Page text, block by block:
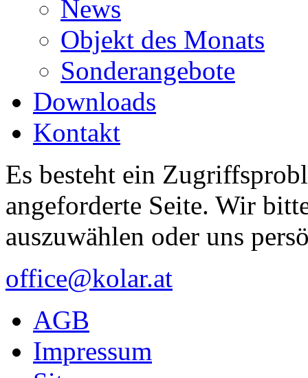
News
Objekt des Monats
Sonderangebote
Downloads
Kontakt
Es besteht ein
angeforderte Seite. Wir
auszuwählen oder uns
office@kolar.at
AGB
Impressum